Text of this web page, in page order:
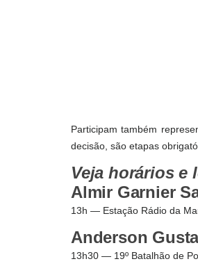
Participam também
decisão, são etapas
Veja horários e
Almir Garnier
13h — Estação Rádio da
Anderson
13h30 — 19º Batalhão de